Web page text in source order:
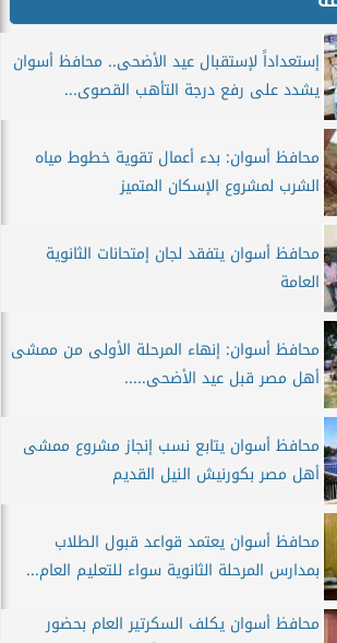
إستعداداً لإستقبال عيد الأضحى.. محافظ أسوان
يشدد على رفع درجة التأهب القصوى...
محافظ أسوان: بدء أعمال تقوية خطوط مياه
الشرب لمشروع الإسكان المتميز
محافظ أسوان يتفقد لجان إمتحانات الثانوية
العامة
محافظ أسوان: إنهاء المرحلة الأولى من ممشى
أهل مصر قبل عيد الأضحى.....
محافظ أسوان يتابع نسب إنجاز مشروع ممشى
أهل مصر بكورنيش النيل القديم
محافظ أسوان يعتمد قواعد قبول الطلاب
بمدارس المرحلة الثانوية سواء للتعليم العام...
محافظ أسوان يكلف السكرتير العام بحضور